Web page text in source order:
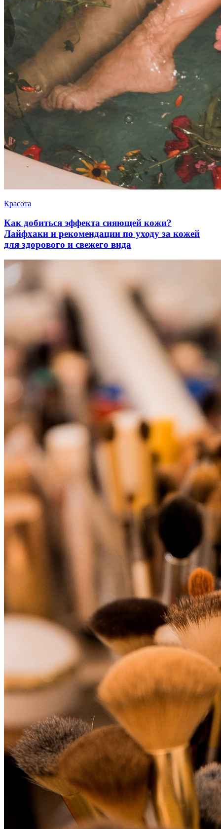
Красота
Как добиться эффекта сияющей кожи?
Лайфхаки и рекомендации по уходу за кожей
для здорового и свежего вида